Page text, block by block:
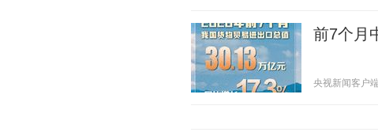
前7个月
央视新闻客户